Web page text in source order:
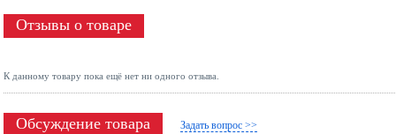
Отзывы о товаре
К данному товару пока ещё нет ни одного отзыва.
Обсуждение товара Задать вопрос >>